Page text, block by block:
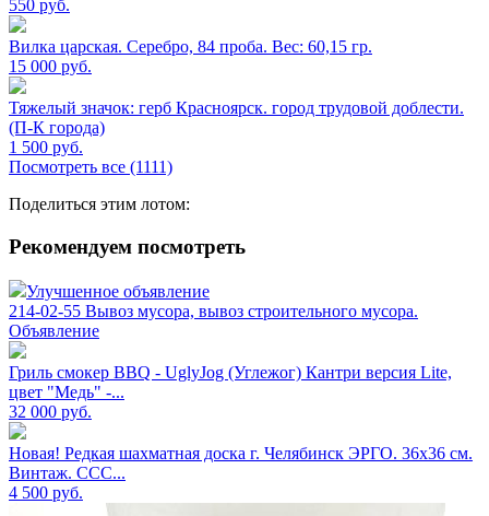
550 руб.
Вилка царская. Серебро, 84 проба. Вес: 60,15 гр.
15 000 руб.
Тяжелый значок: герб Красноярск. город трудовой доблести.
(П-К города)
1 500 руб.
Посмотреть все (1111)
Поделиться этим лотом:
Рекомендуем посмотреть
Улучшенное объявление
214-02-55 Вывоз мусора, вывоз строительного мусора.
Объявление
Гриль смокер BBQ - UglyJog (Углежог) Кантри версия Lite,
цвет "Медь" -...
32 000 руб.
Новая! Редкая шахматная доска г. Челябинск ЭРГО. 36x36 см.
Винтаж. ССС...
4 500 руб.